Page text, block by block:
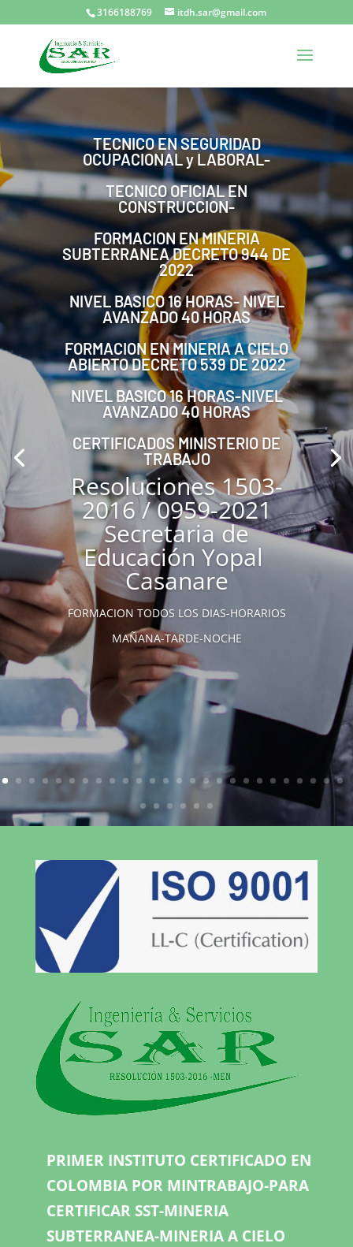
3166188769 itdh.sar@gmail.com
TECNICO EN SEGURIDAD
OCUPACIONAL y LABORAL-
TECNICO OFICIAL EN
CONSTRUCCION-
FORMACION EN MINERIA
SUBTERRANEA DECRETO 944 DE
2022
NIVEL BASICO 16 HORAS- NIVEL
AVANZADO 40 HORAS
FORMACION EN MINERIA A CIELO
ABIERTO DECRETO 539 DE 2022
NIVEL BASICO 16 HORAS-NIVEL
AVANZADO 40 HORAS
CERTIFICADOS MINISTERIO DE
TRABAJO
Resoluciones 1503-
2016 / 0959-2021
Secretaria de
Educación Yopal
Casanare
FORMACION TODOS LOS DIAS-HORARIOS
MAÑANA-TARDE-NOCHE
PRIMER INSTITUTO CERTIFICADO EN
COLOMBIA POR MINTRABAJO-PARA
CERTIFICAR SST-MINERIA
SUBTERRANEA-MINERIA A CIELO